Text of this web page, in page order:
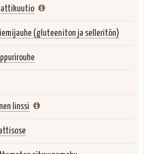
(gluteeniton ja selleritön)
linssi